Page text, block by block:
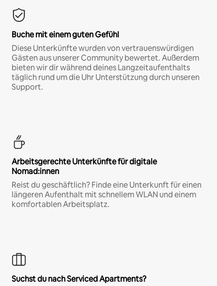
Buche mit einem guten Gefühl
Diese Unterkünfte wurden von vertrauenswürdigen
Gästen aus unserer Community bewertet. Außerdem
bieten wir dir während deines Langzeitaufenthalts
täglich rund um die Uhr Unterstützung durch unseren
Support.
Arbeitsgerechte Unterkünfte für digitale
Nomad:innen
Reist du geschäftlich? Finde eine Unterkunft für einen
längeren Aufenthalt mit schnellem WLAN und einem
komfortablen Arbeitsplatz.
Suchst du nach Serviced Apartments?